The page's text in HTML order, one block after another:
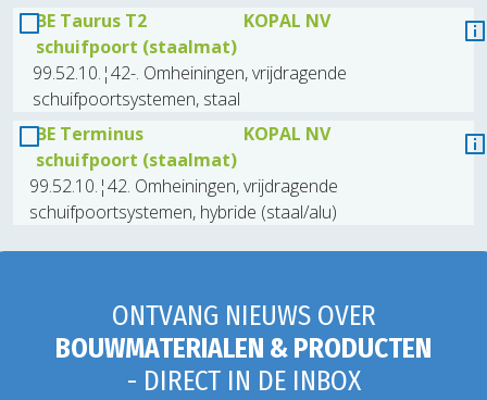
BE Taurus T2
schuifpoort (staalmat)
KOPAL NV
99.52.10.¦42-. Omheiningen, vrijdragende
schuifpoortsystemen, staal
BE Terminus
schuifpoort (staalmat)
KOPAL NV
99.52.10.¦42. Omheiningen, vrijdragende
schuifpoortsystemen, hybride (staal/alu)
ONTVANG NIEUWS OVER
BOUWMATERIALEN & PRODUCTEN
- DIRECT IN DE INBOX